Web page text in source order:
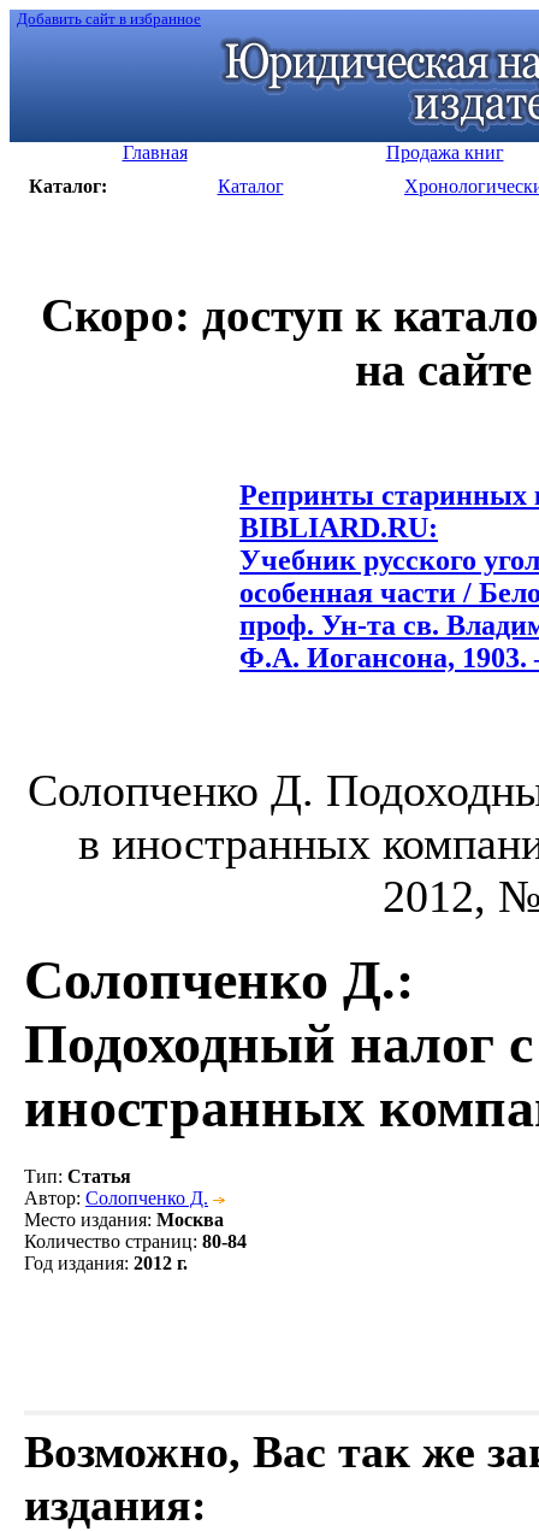
Добавить сайт в избранное
Главная
Продажа книг
Каталог:
Каталог
Скоро: доступ к
на
Репринты старинных
BIBLIARD.RU:
Учебник русского
особенная части /
проф. Ун-та св.
Ф.А. Иогансона, 1903.
Солопченко Д.
в иностранных
2012,
Солопченко Д.:
Подоходный налог
иностранных
Тип: Статья
Автор: Солопченко Д.
Место издания: Москва
Количество страниц: 80-84
Год издания: 2012 г.
Возможно, Вас так же
издания: